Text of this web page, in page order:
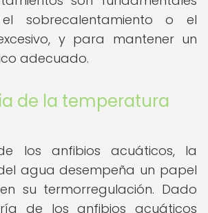
sobrecalentamiento o el
y para mantener un
adecuado.
de la temperatura
los anfibios acuáticos, la
agua desempeña un papel
su termorregulación. Dado
de los anfibios acuáticos